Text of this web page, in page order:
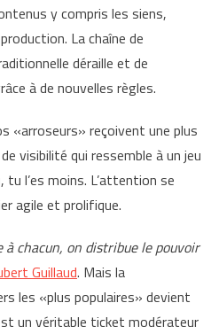
y compris les siens,
La chaîne de
déraille et de
à de nouvelles règles.
«arroseurs» reçoivent une plus
visibilité qui ressemble à un jeu
tu l’es moins. L’attention se
agile et prolifique.
chacun, on distribue le pouvoir
Guillaud. Mais la
les «plus populaires» devient
un véritable ticket modérateur